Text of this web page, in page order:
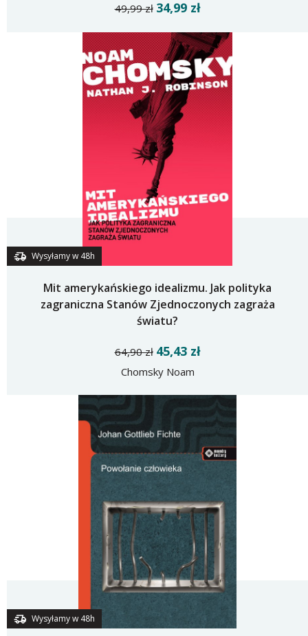
49,99 zł 34,99 zł
Wysyłamy w 48h
Mit amerykańskiego idealizmu. Jak polityka
zagraniczna Stanów Zjednoczonych zagraża
światu?
64,90 zł 45,43 zł
Chomsky Noam
Wysyłamy w 48h